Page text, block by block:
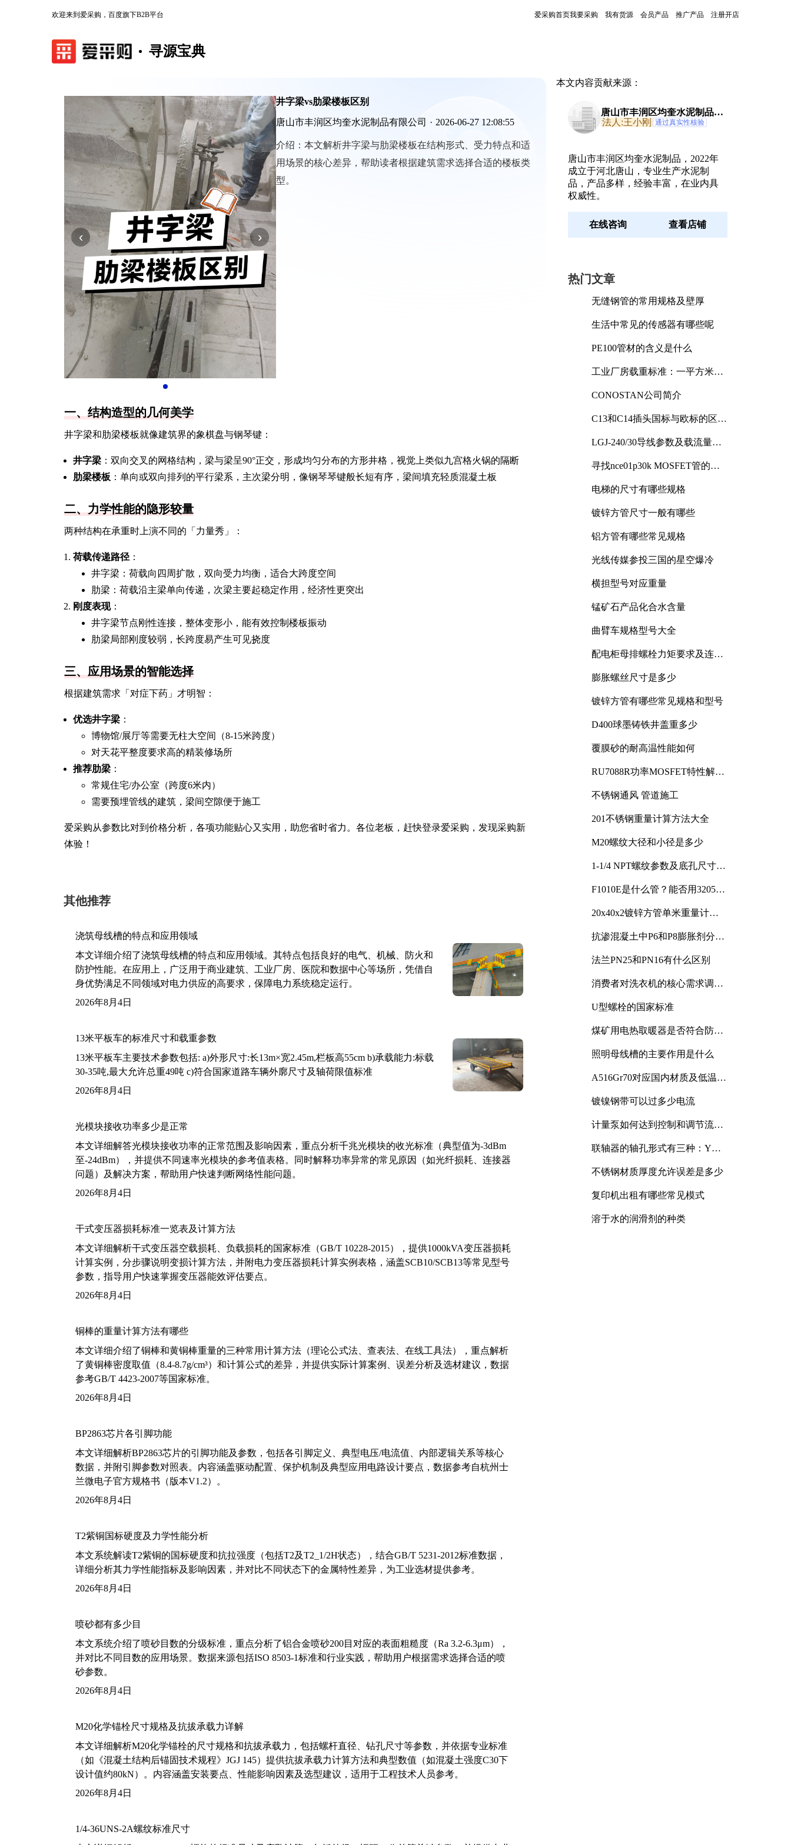
欢迎来到爱采购，百度旗下B2B平台 爱采购首页我要采购 我有货源 会员产品 推广产品 注册开店
寻源宝典
‹ ›
井字梁vs肋梁楼板区别
唐山市丰润区均奎水泥制品有限公司 · 2026-06-27 12:08:55
介绍： 本文解析井字梁与肋梁楼板在结构形式、受力特点和适
用场景的核心差异，帮助读者根据建筑需求选择合适的楼板类
型。
一、结构造型的几何美学
井字梁和肋梁楼板就像建筑界的象棋盘与钢琴键：
井字梁 ：双向交叉的网格结构，梁与梁呈90°正交，形成均匀分布的方形井格，视觉上类似九宫格火锅的隔断
肋梁楼板 ：单向或双向排列的平行梁系，主次梁分明，像钢琴琴键般长短有序，梁间填充轻质混凝土板
二、力学性能的隐形较量
两种结构在承重时上演不同的「力量秀」：
荷载传递路径 ：
井字梁：荷载向四周扩散，双向受力均衡，适合大跨度空间
肋梁：荷载沿主梁单向传递，次梁主要起稳定作用，经济性更突出
刚度表现：
井字梁节点刚性连接，整体变形小，能有效控制楼板振动
肋梁局部刚度较弱，长跨度易产生可见挠度
三、应用场景的智能选择
根据建筑需求「对症下药」才明智：
优选井字梁 ：
博物馆/展厅等需要无柱大空间（8-15米跨度）
对天花平整度要求高的精装修场所
推荐肋梁 ：
常规住宅/办公室（跨度6米内）
需要预埋管线的建筑，梁间空隙便于施工
爱采购从参数比对到价格分析，各项功能贴心又实用，助您省时省力。各位老板，赶快登录爱采购，发现采购新
体验！
其他推荐
浇筑母线槽的特点和应用领域
本文详细介绍了浇筑母线槽的特点和应用领域。其特点包括良好的电气、机械、防火和
防护性能。在应用上，广泛用于商业建筑、工业厂房、医院和数据中心等场所，凭借自
身优势满足不同领域对电力供应的高要求，保障电力系统稳定运行。
2026年8月4日
13米平板车的标准尺寸和载重参数
13米平板车主要技术参数包括: a)外形尺寸:长13m×宽2.45m,栏板高55cm b)承载能力:标载
30-35吨,最大允许总重49吨 c)符合国家道路车辆外廓尺寸及轴荷限值标准
2026年8月4日
光模块接收功率多少是正常
本文详细解答光模块接收功率的正常范围及影响因素，重点分析千兆光模块的收光标准（典型值为-3dBm
至-24dBm），并提供不同速率光模块的参考值表格。同时解释功率异常的常见原因（如光纤损耗、连接器
问题）及解决方案，帮助用户快速判断网络性能问题。
2026年8月4日
干式变压器损耗标准一览表及计算方法
本文详细解析干式变压器空载损耗、负载损耗的国家标准（GB/T 10228-2015），提供1000kVA变压器损耗
计算实例，分步骤说明变损计算方法，并附电力变压器损耗计算实例表格，涵盖SCB10/SCB13等常见型号
参数，指导用户快速掌握变压器能效评估要点。
2026年8月4日
铜棒的重量计算方法有哪些
本文详细介绍了铜棒和黄铜棒重量的三种常用计算方法（理论公式法、查表法、在线工具法），重点解析
了黄铜棒密度取值（8.4-8.7g/cm³）和计算公式的差异，并提供实际计算案例、误差分析及选材建议，数据
参考GB/T 4423-2007等国家标准。
2026年8月4日
BP2863芯片各引脚功能
本文详细解析BP2863芯片的引脚功能及参数，包括各引脚定义、典型电压/电流值、内部逻辑关系等核心
数据，并附引脚参数对照表。内容涵盖驱动配置、保护机制及典型应用电路设计要点，数据参考自杭州士
兰微电子官方规格书（版本V1.2）。
2026年8月4日
T2紫铜国标硬度及力学性能分析
本文系统解读T2紫铜的国标硬度和抗拉强度（包括T2及T2_1/2H状态），结合GB/T 5231-2012标准数据，
详细分析其力学性能指标及影响因素，并对比不同状态下的金属特性差异，为工业选材提供参考。
2026年8月4日
喷砂都有多少目
本文系统介绍了喷砂目数的分级标准，重点分析了铝合金喷砂200目对应的表面粗糙度（Ra 3.2-6.3μm），
并对比不同目数的应用场景。数据来源包括ISO 8503-1标准和行业实践，帮助用户根据需求选择合适的喷
砂参数。
2026年8月4日
M20化学锚栓尺寸规格及抗拔承载力详解
本文详细解析M20化学锚栓的尺寸规格和抗拔承载力，包括螺杆直径、钻孔尺寸等参数，并依据专业标准
（如《混凝土结构后锚固技术规程》JGJ 145）提供抗拔承载力计算方法和典型数值（如混凝土强度C30下
设计值约80kN）。内容涵盖安装要点、性能影响因素及选型建议，适用于工程技术人员参考。
2026年8月4日
1/4-36UNS-2A螺纹标准尺寸
本文内容贡献来源：
唐山市丰润区均奎水泥制品有
限公司
法人:王小刚 通过真实性核验
唐山市丰润区均奎水泥制品，2022年
成立于河北唐山，专业生产水泥制
品，产品多样，经验丰富，在业内具
权威性。
在线咨询 查看店铺
热门文章
无缝钢管的常用规格及壁厚
生活中常见的传感器有哪些呢
PE100管材的含义是什么
工业厂房载重标准：一平方米能
CONOSTAN公司简介
C13和C14插头国标与欧标的区别
LGJ-240/30导线参数及载流量解
寻找nce01p30k MOSFET管的合
电梯的尺寸有哪些规格
镀锌方管尺寸一般有哪些
铝方管有哪些常见规格
光线传媒参投三国的星空爆冷
横担型号对应重量
锰矿石产品化合水含量
曲臂车规格型号大全
配电柜母排螺栓力矩要求及连接
膨胀螺丝尺寸是多少
镀锌方管有哪些常见规格和型号
D400球墨铸铁井盖重多少
覆膜砂的耐高温性能如何
RU7088R功率MOSFET特性解析
不锈钢通风 管道施工
201不锈钢重量计算方法大全
M20螺纹大径和小径是多少
1-1/4 NPT螺纹参数及底孔尺寸详
F1010E是什么管？能否用3205或
20x40x2镀锌方管单米重量计算
抗渗混凝土中P6和P8膨胀剂分别
法兰PN25和PN16有什么区别
消费者对洗衣机的核心需求调研
U型螺栓的国家标准
煤矿用电热取暖器是否符合防爆
照明母线槽的主要作用是什么
A516Gr70对应国内材质及低温冲
镀镍钢带可以过多少电流
计量泵如何达到控制和调节流量
联轴器的轴孔形式有三种：Y
不锈钢材质厚度允许误差是多少
复印机出租有哪些常见模式
溶于水的润滑剂的种类